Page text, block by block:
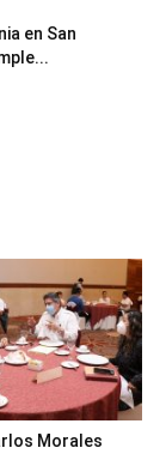
en San
Morales